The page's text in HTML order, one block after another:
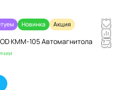
Новинка Акция
KMM-105 Автомагнитола